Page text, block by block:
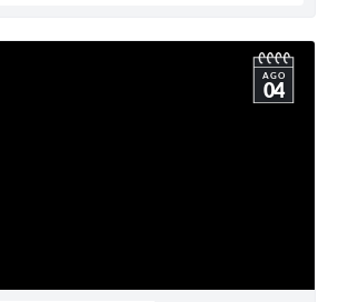
AGO
04